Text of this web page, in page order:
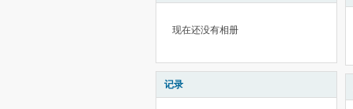
现在还没有相册
记录